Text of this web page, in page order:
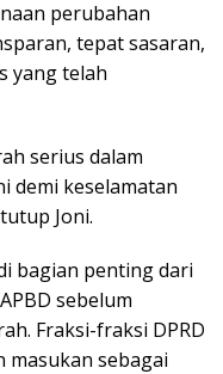
perubahan
tepat sasaran,
yang telah
serius dalam
demi keselamatan
Joni.
bagian penting dari
sebelum
Fraksi-fraksi DPRD
masukan sebagai